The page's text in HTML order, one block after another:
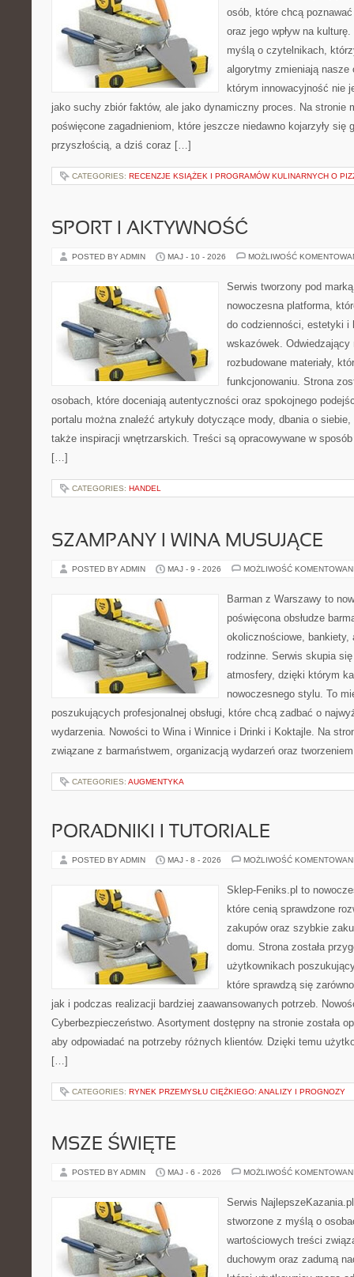
osób, które chcą
oraz jego wpływ na
myślą o czytelnikach,
algorytmy zmieniają nasze
którym innowacyjność nie
jako suchy zbiór faktów, ale jako dynamiczny proces. Na stronie
poświęcone zagadnieniom, które jeszcze niedawno kojarzyły się
przyszłością, a dziś coraz […]
CATEGORIES: RECENZJE KSIĄŻEK I PROGRAMÓW KULINARNYCH O
SPORT I AKTYWNOŚĆ
POSTED BY ADMIN MAJ - 10 - 2026 MOŻLIWOŚĆ
Serwis tworzony pod
nowoczesna platforma,
do codzienności, estetyki i
wskazówek.
rozbudowane materiały,
funkcjonowaniu. Strona
osobach, które doceniają autentyczności oraz spokojnego
portalu można znaleźć artykuły dotyczące mody, dbania o
także inspiracji wnętrzarskich. Treści są opracowywane w
[…]
CATEGORIES: HANDEL
SZAMPANY I WINA MUSUJĄCE
POSTED BY ADMIN MAJ - 9 - 2026 MOŻLIWOŚĆ
Barman z Warszawy to
poświęcona obsłudze
okolicznościowe,
rodzinne. Serwis skupia
atmosfery, dzięki którym
nowoczesnego stylu. To
poszukujących profesjonalnej obsługi, które chcą zadbać o
wydarzenia. Nowości to Wina i Winnice i Drinki i Koktajle. Na
związane z barmaństwem, organizacją wydarzeń oraz
CATEGORIES: AUGMENTYKA
PORADNIKI I TUTORIALE
POSTED BY ADMIN MAJ - 8 - 2026 MOŻLIWOŚĆ
Sklep-Feniks.pl to
które cenią sprawdzone
zakupów oraz szybkie
domu. Strona została
użytkownikach
które sprawdzą się
jak i podczas realizacji bardziej zaawansowanych potrzeb.
Cyberbezpieczeństwo. Asortyment dostępny na stronie została
aby odpowiadać na potrzeby różnych klientów. Dzięki temu
[…]
CATEGORIES: RYNEK PRZEMYSŁU CIĘŻKIEGO: ANALIZY I PROGNOZY
MSZE ŚWIĘTE
POSTED BY ADMIN MAJ - 6 - 2026 MOŻLIWOŚĆ
Serwis
stworzone z myślą o
wartościowych treści
duchowym oraz zadumą